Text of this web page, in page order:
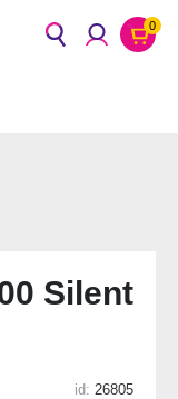
0
Silent
id: 26805